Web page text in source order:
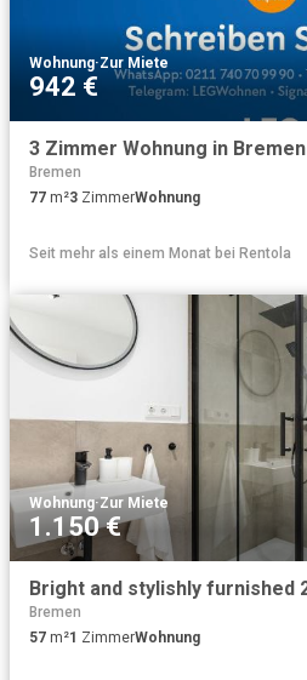
Wohnung·Zur Miete
942 €
3 Zimmer Wohnung in Bremen
Bremen
77 m²3 ZimmerWohnung
Seit mehr als einem Monat bei Rentola
Wohnung·Zur Miete
1.150 €
Bremen
57 m²1 ZimmerWohnung